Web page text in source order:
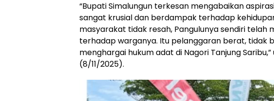
“Bupati Simalungun terkesan mengabaikan
sangat krusial dan berdampak terhadap
masyarakat tidak resah, Pangulunya sendiri telah
terhadap warganya. Itu pelanggaran berat, tidak
menghargai hukum adat di Nagori Tanjung
(8/11/2025).